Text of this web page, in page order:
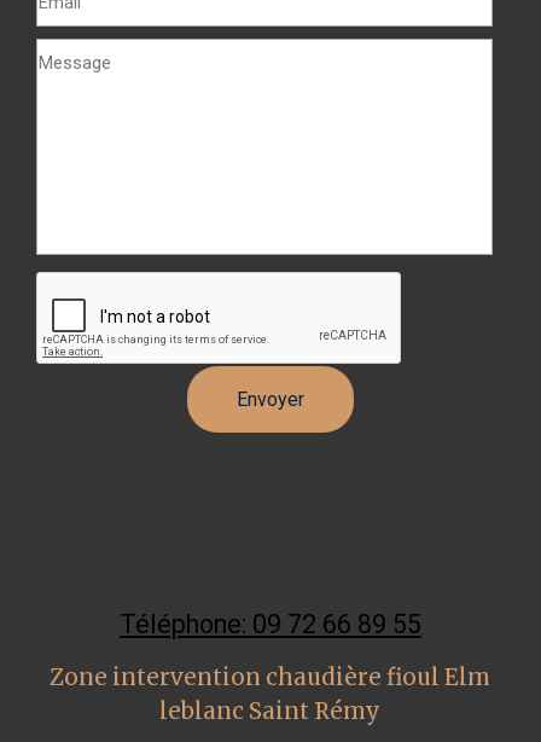
Téléphone: 09 72 66 89 55
Zone intervention chaudière fioul Elm
leblanc Saint Rémy